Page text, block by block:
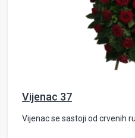
Vijenac 37
Vijenac se sastoji od crvenih